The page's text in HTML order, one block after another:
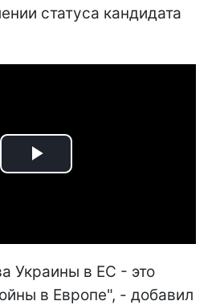
статуса кандидата
Play
Украины в ЕС - это
в Европе", - добавил